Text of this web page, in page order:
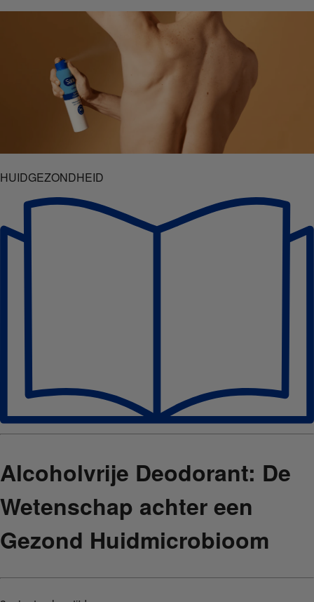
HUIDGEZONDHEID
Alcoholvrije Deodorant: De
Wetenschap achter een
Gezond Huidmicrobioom